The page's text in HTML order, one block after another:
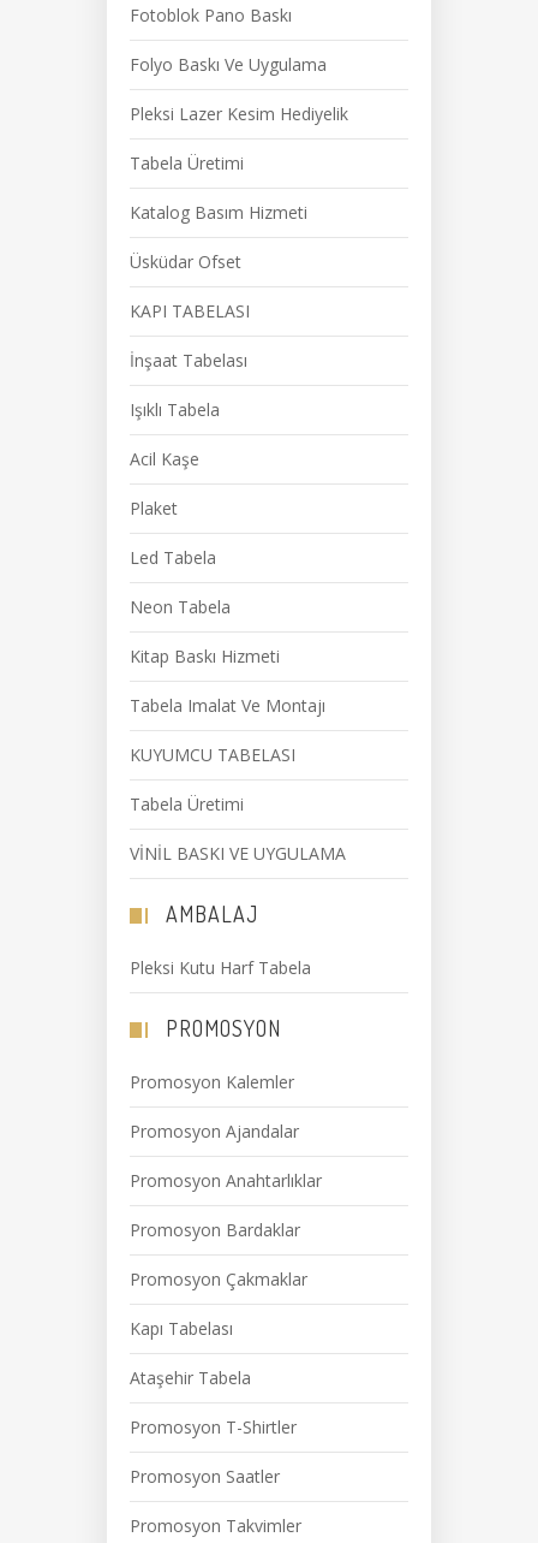
Fotoblok Pano Baskı
Folyo Baskı Ve Uygulama
Pleksi Lazer Kesim Hediyelik
Tabela Üretimi
Katalog Basım Hizmeti
Üsküdar Ofset
KAPI TABELASI
İnşaat Tabelası
Işıklı Tabela
Acil Kaşe
Plaket
Led Tabela
Neon Tabela
Kitap Baskı Hizmeti
Tabela Imalat Ve Montajı
KUYUMCU TABELASI
Tabela Üretimi
VİNİL BASKI VE UYGULAMA
AMBALAJ
Pleksi Kutu Harf Tabela
PROMOSYON
Promosyon Kalemler
Promosyon Ajandalar
Promosyon Anahtarlıklar
Promosyon Bardaklar
Promosyon Çakmaklar
Kapı Tabelası
Ataşehir Tabela
Promosyon T-Shirtler
Promosyon Saatler
Promosyon Takvimler